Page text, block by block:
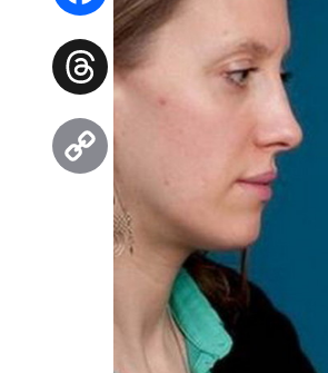
Facebook
Threads
Copy
Link